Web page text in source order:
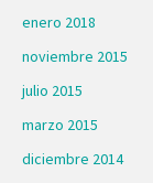
enero 2018
noviembre 2015
julio 2015
marzo 2015
diciembre 2014